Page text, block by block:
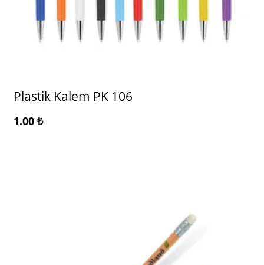
Plastik Kalem PK 106
1.00 ₺